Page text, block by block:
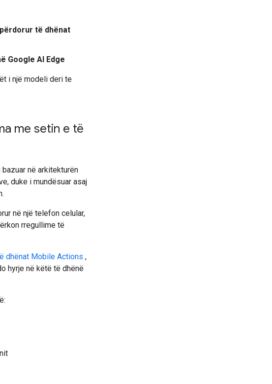
të dhënat
Google AI Edge
i një modeli deri te
me setin e të
në arkitekturën
duke i mundësuar asaj
në një telefon celular,
rregullime të
dhënat Mobile Actions ,
hyrje në këtë të dhënë